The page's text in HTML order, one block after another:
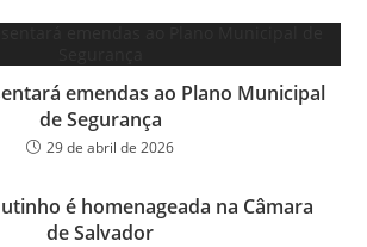
emendas ao Plano Municipal
de Segurança
29 de abril de 2026
é homenageada na Câmara
de Salvador